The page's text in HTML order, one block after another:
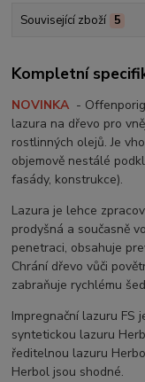
Související zboží 5
Kompletní
NOVINKA -
lazura na dřevo pro
rostlinných olejů. Je
objemově nestálé
fasády, konstrukce).
Lazura je lehce
prodyšná a současně
penetraci, obsahuje
Chrání dřevo vůči
zabraňuje rychlému
Impregnační lazuru FS
syntetickou lazuru
ředitelnou lazuru
Herbol jsou shodné.